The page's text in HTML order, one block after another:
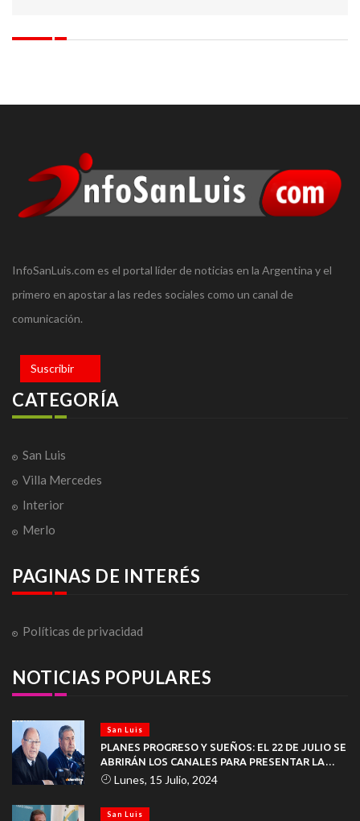
InfoSanLuis.com es el portal líder de noticias en la Argentina y el
primero en apostar a las redes sociales como un canal de
comunicación.
Suscribir
CATEGORÍA
San Luis
Villa Mercedes
Interior
Merlo
PAGINAS DE INTERÉS
Políticas de privacidad
NOTICIAS POPULARES
San Luis
PLANES PROGRESO Y SUEÑOS: EL 22 DE JULIO SE
ABRIRÁN LOS CANALES PARA PRESENTAR LA
DOCUMENTACIÓN
Lunes, 15 Julio, 2024
San Luis